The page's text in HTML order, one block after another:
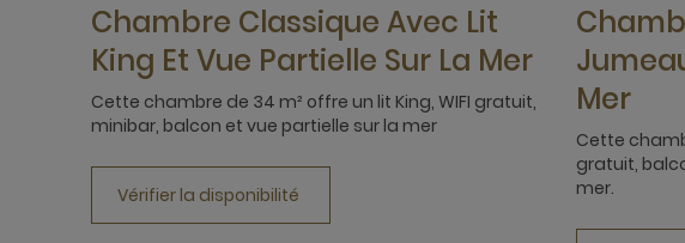
Chambre Classique Avec Lit
King Et Vue Partielle Sur La Mer
Cette chambre de 34 m² offre un lit King, WIFI gratuit,
minibar, balcon et vue partielle sur la mer
Vérifier la disponibilité
Mer
Cette
gratuit,
mer.